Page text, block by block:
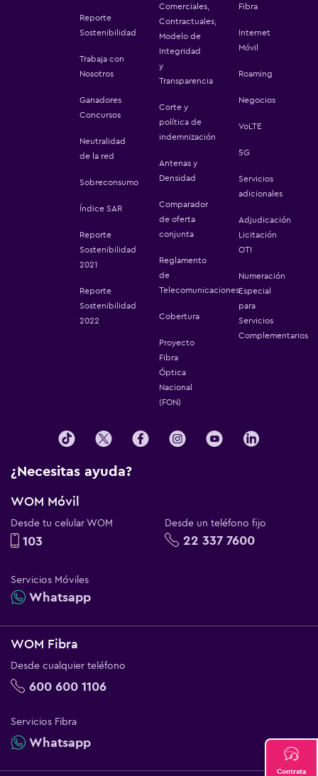
Reporte
Sostenibilidad
Trabaja con
Nosotros
Ganadores
Concursos
Neutralidad
de la red
Sobreconsumo
Índice SAR
Reporte
Sostenibilidad
2021
Reporte
Sostenibilidad
2022
Comerciales,
Contractuales,
Modelo de
Integridad
y
Transparencia
Corte y
política de
indemnización
Antenas y
Densidad
Comparador
de oferta
conjunta
Reglamento
de
Telecomunicaciones
Cobertura
Proyecto
Fibra
Óptica
Nacional
(FON)
Fibra
Internet
Móvil
Roaming
Negocios
VoLTE
5G
Servicios
adicionales
Adjudicación
Licitación
OTI
Numeración
Especial
para
Servicios
Complementarios
¿Necesitas ayuda?
WOM Móvil
Desde tu celular WOM
103
Desde un teléfono fijo
22 337 7600
Servicios Móviles
Whatsapp
WOM Fibra
Desde cualquier teléfono
600 600 1106
Servicios Fibra
Whatsapp
Contrata